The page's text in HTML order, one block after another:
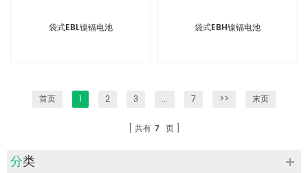
袋式EBL镍镉电池 袋式EBH镍镉电池
首页 1 2 3 ... 7 >> 末页
共有 7 页
分类